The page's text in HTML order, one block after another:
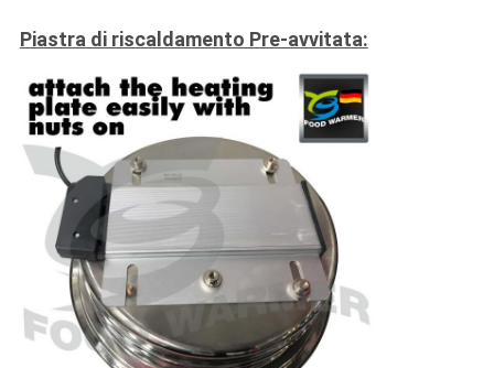
Piastra di riscaldamento Pre-avvitata: